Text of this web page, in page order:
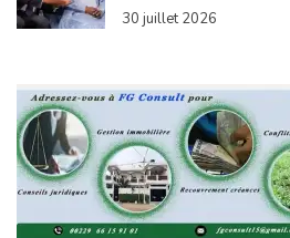
30 juillet 2026